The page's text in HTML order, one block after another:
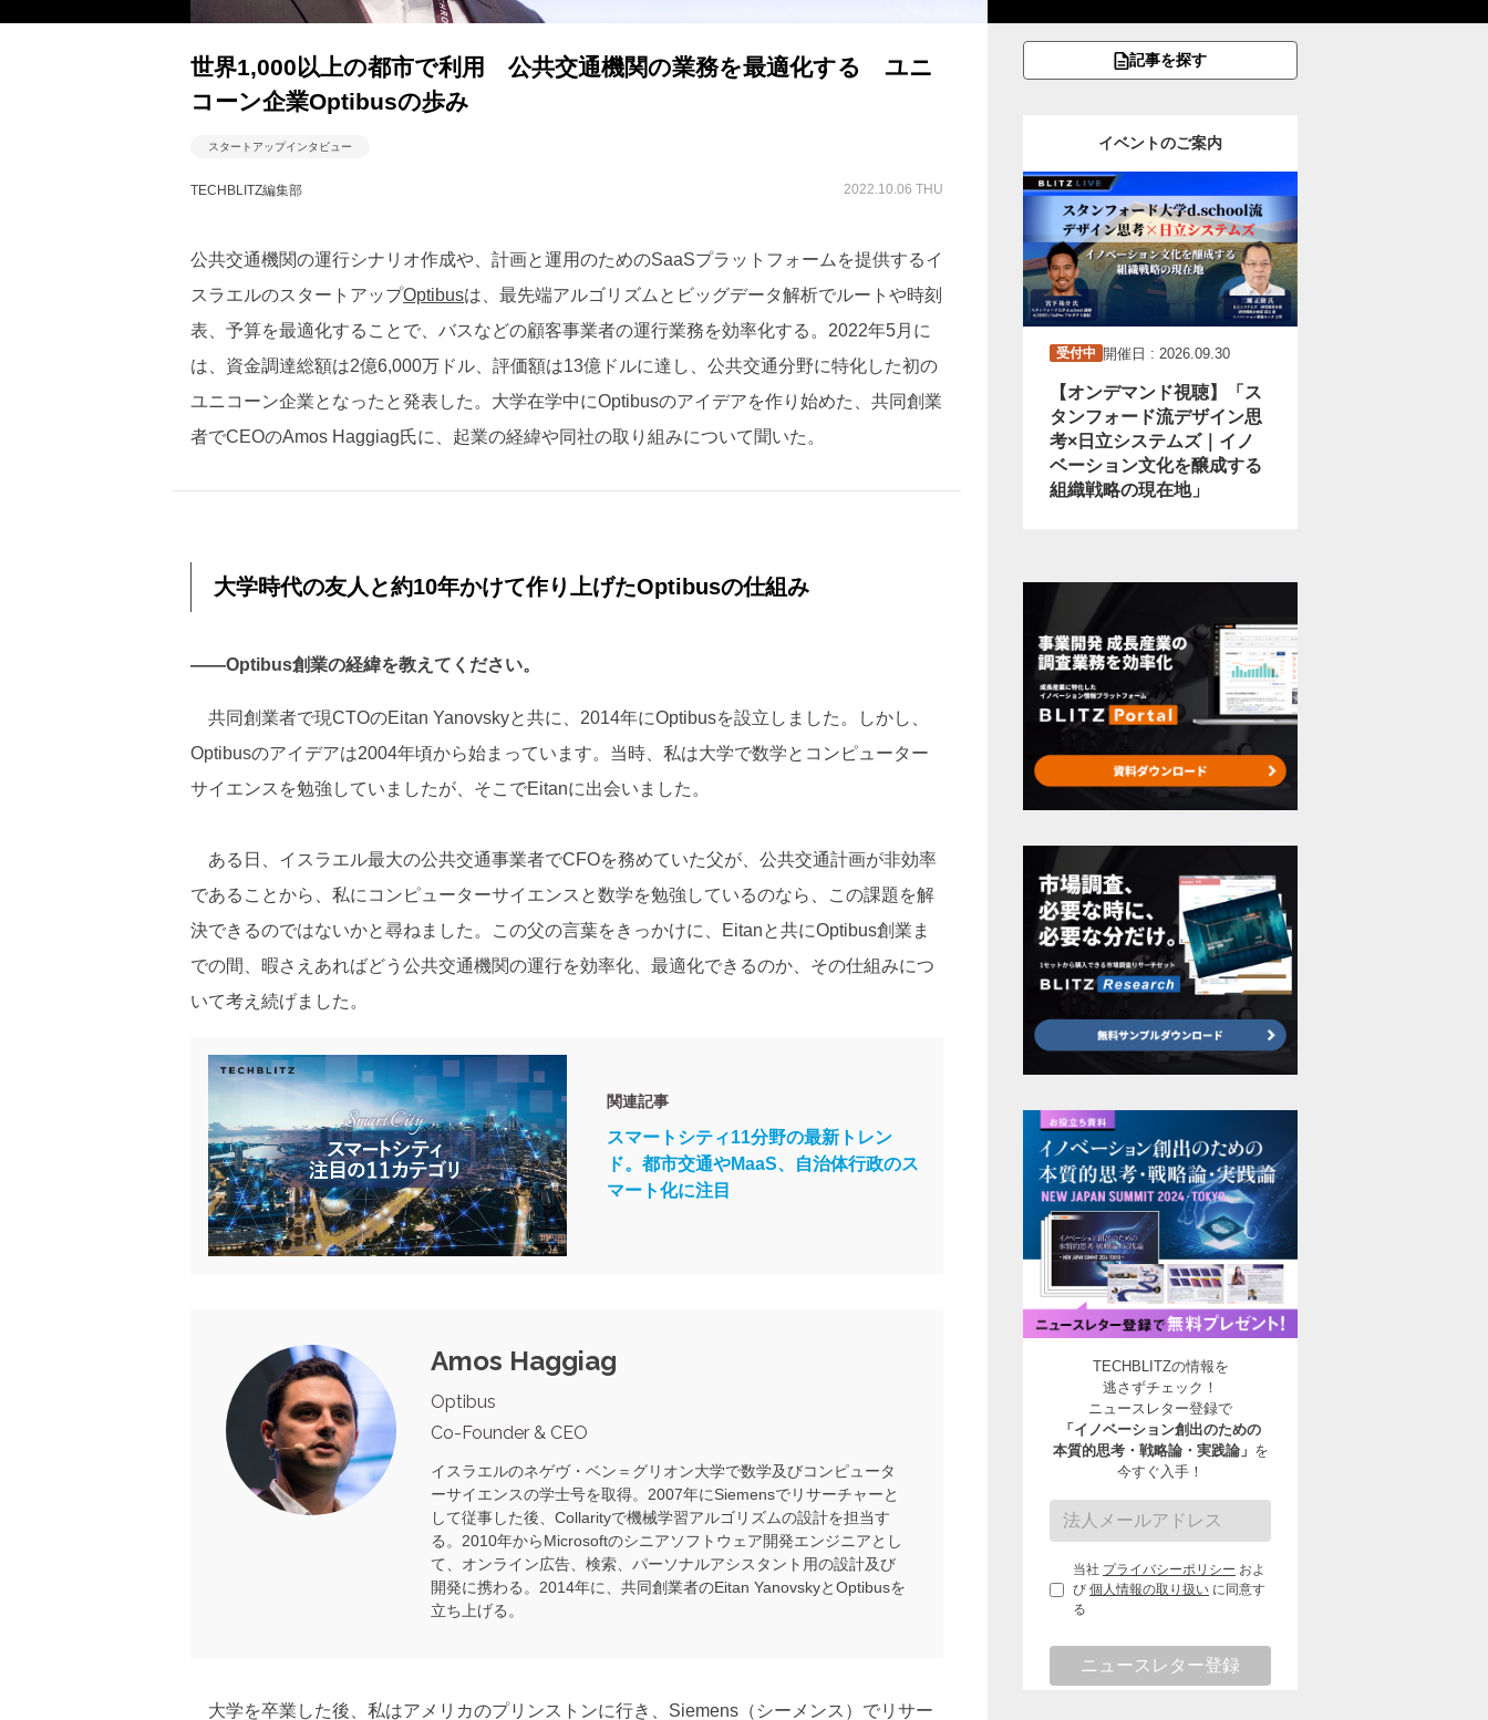
世界1,000以上の都市で利用 公共交通機関の業務を最適化する ユニ
コーン企業Optibusの歩み
スタートアップインタビュー
TECHBLITZ編集部 2022.10.06 THU
公共交通機関の運行シナリオ作成や、計画と運用のためのSaaSプラットフォームを提供するイ
スラエルのスタートアップOptibusは、最先端アルゴリズムとビッグデータ解析でルートや時刻
表、予算を最適化することで、バスなどの顧客事業者の運行業務を効率化する。2022年5月に
は、資金調達総額は2億6,000万ドル、評価額は13億ドルに達し、公共交通分野に特化した初の
ユニコーン企業となったと発表した。大学在学中にOptibusのアイデアを作り始めた、共同創業
者でCEOのAmos Haggiag氏に、起業の経緯や同社の取り組みについて聞いた。
大学時代の友人と約10年かけて作り上げたOptibusの仕組み
――Optibus創業の経緯を教えてください。
共同創業者で現CTOのEitan Yanovskyと共に、2014年にOptibusを設立しました。しかし、
Optibusのアイデアは2004年頃から始まっています。当時、私は大学で数学とコンピューター
サイエンスを勉強していましたが、そこでEitanに出会いました。
ある日、イスラエル最大の公共交通事業者でCFOを務めていた父が、公共交通計画が非効率
であることから、私にコンピューターサイエンスと数学を勉強しているのなら、この課題を解
決できるのではないかと尋ねました。この父の言葉をきっかけに、Eitanと共にOptibus創業ま
での間、暇さえあればどう公共交通機関の運行を効率化、最適化できるのか、その仕組みにつ
いて考え続げました。
関連記事
スマートシティ11分野の最新トレン
ド。都市交通やMaaS、自治体行政のス
マート化に注目
Amos Haggiag
Optibus
Co-Founder & CEO
イスラエルのネゲヴ・ベン＝グリオン大学で数学及びコンピュータ
ーサイエンスの学士号を取得。2007年にSiemensでリサーチャーと
して従事した後、Collarityで機械学習アルゴリズムの設計を担当す
る。2010年からMicrosoftのシニアソフトウェア開発エンジニアとし
て、オンライン広告、検索、パーソナルアシスタント用の設計及び
開発に携わる。2014年に、共同創業者のEitan YanovskyとOptibusを
立ち上げる。
大学を卒業した後、私はアメリカのプリンストンに行き、Siemens（シーメンス）でリサー
記事を探す
イベントのご案内
受付中 開催日 : 2026.09.30
【オンデマンド視聴】「ス
タンフォード流デザイン思
考×日立システムズ｜イノ
ベーション文化を醸成する
組織戦略の現在地」
TECHBLITZの情報を
逃さずチェック！
ニュースレター登録で
「イノベーション創出のための
本質的思考・戦略論・実践論」 を
今すぐ入手！
当社 プライバシーポリシー およ
び 個人情報の取り扱い に同意す
る